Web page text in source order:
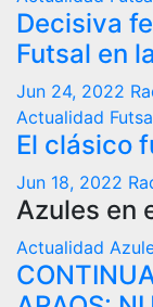
Decisiva
Futsal en
Jun 24, 2022
Actualidad
El clásico
Jun 18, 2022
Azules en
Actualidad